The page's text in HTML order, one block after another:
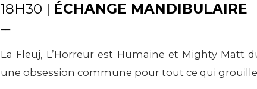
18H30 | ÉCHANGE MANDIBULAIRE
La Fleuj, L’Horreur est Humaine et Mighty Matt
une obsession commune pour tout ce qui